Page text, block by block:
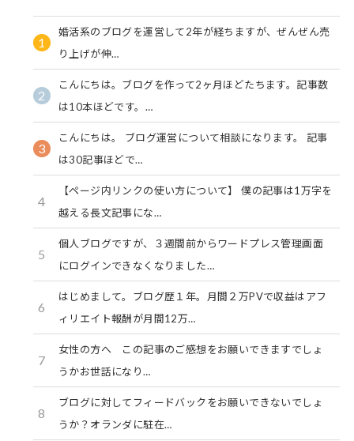
1
婚活系のブログを運営して2年が経ちますが、ぜんぜん売
り上げが伸…
2
こんにちは。ブログを作って2ヶ月ほどたちます。記事数
は10本ほどです。…
3
こんにちは。 ブログ運営について相談になります。 記事
は30記事ほどで…
4
【ページ内リンクの使い方について】 僕の記事は1万字を
越える長文記事にな…
5
個人ブログですが、３週間前からワードプレス管理画面
にログインできなくなりました…
6
はじめまして。ブログ歴１年。月間２万PVで収益はアフ
ィリエイト報酬が月間12万…
7
女性の方へ この記事のご感想をお願いできますでしょ
うかお世話になり…
8
ブログに対してフィードバックをお願いできないでしょ
うか？オランダに駐在…